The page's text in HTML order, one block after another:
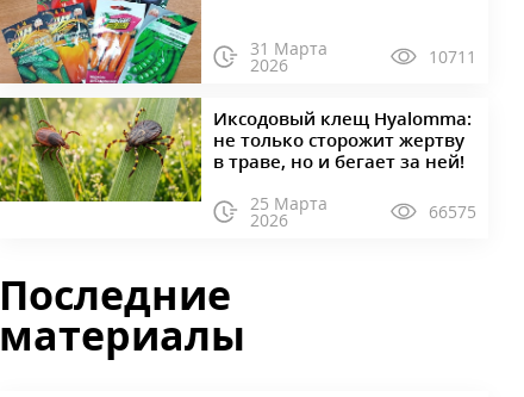
31 Марта
2026 10711
Иксодовый клещ Hyalomma:
не только сторожит жертву
в траве, но и бегает за ней!
25 Марта
2026 66575
Последние
материалы